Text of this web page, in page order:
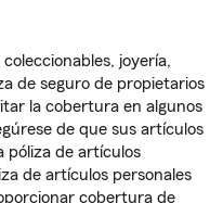
joyería,
de seguro de propietarios
la cobertura en algunos
de que sus artículos
póliza de artículos
de artículos personales
cobertura de